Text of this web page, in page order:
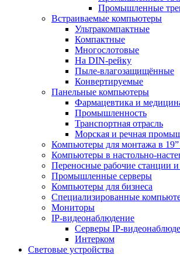
Промышленные
Встраиваемые компьютеры
Ультракомпактные
Компактные
Многослотовые
На DIN-рейку
Пыле-влагозащищённые
Конвертируемые
Панельные компьютеры
Фармацевтика и
Промышленность
Транспортная отрасль
Морская и речная
Компьютеры для монтажа в 19”
Компьютеры в настольно-
Переносные рабочие станции и
Промышленные серверы
Компьютеры для бизнеса
Специализированные
Мониторы
IP-видеонаблюдение
Серверы IP-
Интерком
Световые устройства